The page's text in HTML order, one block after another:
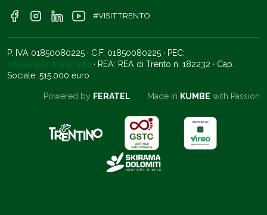
#VISITTRENTO
P. IVA 01850080225 · C.F. 01850080225 · PEC:
office@pec.trento.info · REA: REA di Trento n. 182232 · Cap.
Sociale: 515.000 euro
Powered by FERATEL Made in KUMBE with Passion